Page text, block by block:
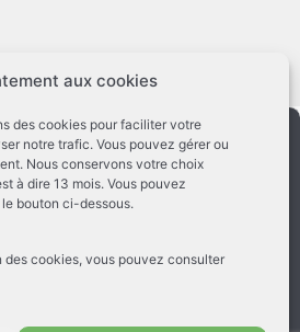
aux cookies
des cookies pour faciliter votre
notre trafic. Vous pouvez gérer ou
Nous conservons votre choix
à dire 13 mois. Vous pouvez
bouton ci-dessous.
des cookies, vous pouvez consulter